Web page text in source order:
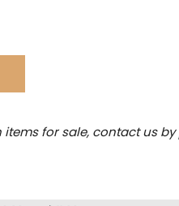
for sale, contact us